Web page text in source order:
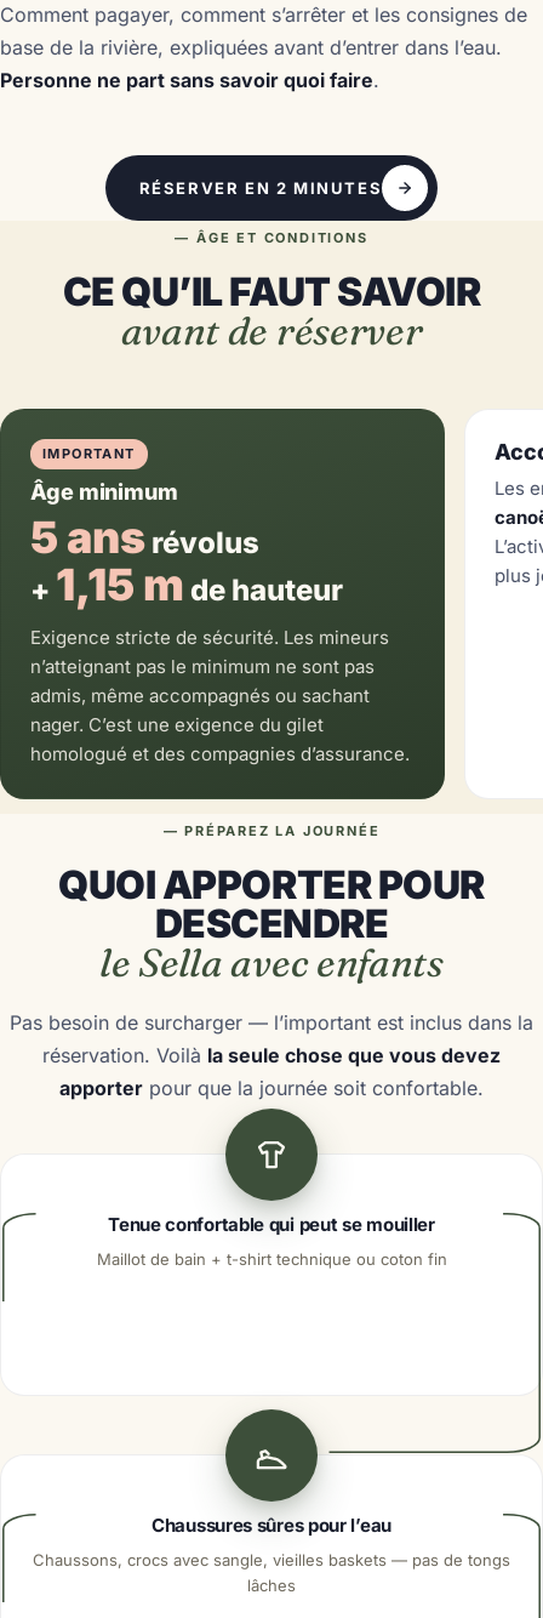
Comment pagayer, comment s’arrêter et les consignes de
base de la rivière, expliquées avant d’entrer dans l’eau.
Personne ne part sans savoir quoi faire.
RÉSERVER EN 2 MINUTES
— ÂGE ET CONDITIONS
CE QU’IL FAUT SAVOIR
avant de réserver
IMPORTANT
Âge minimum
5 ans révolus
+ 1,15 m de hauteur
Exigence stricte de sécurité. Les mineurs
n’atteignant pas le minimum ne sont pas
admis, même accompagnés ou sachant
nager. C’est une exigence du gilet
homologué et des compagnies d’assurance.
Les
plus
— PRÉPAREZ LA JOURNÉE
QUOI APPORTER POUR
DESCENDRE
le Sella avec enfants
Pas besoin de surcharger — l’important est inclus dans la
réservation. Voilà la seule chose que vous devez
apporter pour que la journée soit confortable.
Tenue confortable qui peut se mouiller
Maillot de bain + t-shirt technique ou coton fin
Chaussures sûres pour l’eau
Chaussons, crocs avec sangle, vieilles baskets — pas de tongs
lâches